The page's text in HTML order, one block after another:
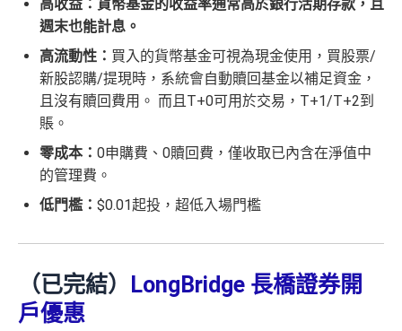
高收益：貨幣基金的收益率通常高於銀行活期存款，且
週末也能計息。
高流動性： 買入的貨幣基金可視為現金使用，買股票/
新股認購/提現時，系統會自動贖回基金以補足資金，
且沒有贖回費用。 而且T+0可用於交易，T+1/T+2到
賬。
零成本： 0申購費、0贖回費，僅收取已內含在淨值中
的管理費。
低門檻： $0.01起投，超低入場門檻
（已完結） LongBridge 長橋證券開
戶優惠